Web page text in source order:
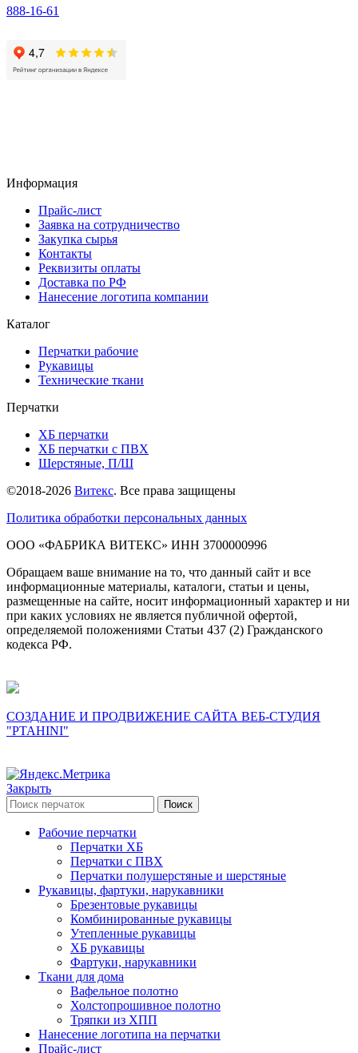
888-16-61
Информация
Прайс-лист
Заявка на сотрудничество
Закупка сырья
Контакты
Реквизиты оплаты
Доставка по РФ
Нанесение логотипа компании
Каталог
Перчатки рабочие
Рукавицы
Технические ткани
Перчатки
ХБ перчатки
ХБ перчатки с ПВХ
Шерстяные, П/Ш
©2018-2026 Витекс. Все права защищены
Политика обработки персональных данных
ОOO «ФАБРИКА ВИТЕКС» ИНН 3700000996
Обращаем ваше внимание на то, что данный сайт и все
информационные материалы, каталоги, статьи и цены,
размещенные на сайте, носит информационный характер и ни
при каких условиях не является публичной офертой,
определяемой положениями Статьи 437 (2) Гражданского
кодекса РФ.
СОЗДАНИЕ И ПРОДВИЖЕНИЕ САЙТА ВЕБ-СТУДИЯ
"PTAHINI"
Закрыть
Поиск
Рабочие перчатки
Перчатки ХБ
Перчатки с ПВХ
Перчатки полушерстяные и шерстяные
Рукавицы, фартуки, нарукавники
Брезентовые рукавицы
Комбинированные рукавицы
Утепленные рукавицы
ХБ рукавицы
Фартуки, нарукавники
Ткани для дома
Вафельное полотно
Холстопрошивное полотно
Тряпки из ХПП
Нанесение логотипа на перчатки
Прайс-лист